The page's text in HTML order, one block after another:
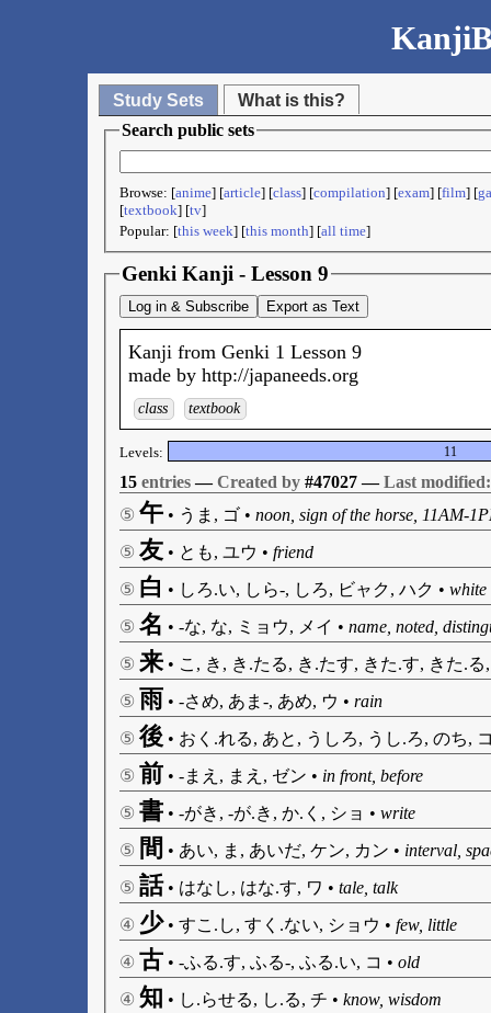
Study Sets
What is this?
Search public sets
Browse: [anime] [article] [class] [compilation] [exam] [film] [
[textbook] [tv]
Popular: [this week] [this month] [all time]
Genki Kanji - Lesson 9
Log in & Subscribe Export as Text
Kanji from Genki 1 Lesson 9
made by http://japaneeds.org
class textbook
Levels: 11
15 entries—Created by #47027 —Last modified:
⑤ 午 • うま, ゴ • noon, sign of the horse, 11AM-
⑤ 友 • とも, ユウ • friend
⑤ 白 • しろ.い, しら-, しろ, ビャク, ハク • white
⑤ 名 • -な, な, ミョウ, メイ • name, noted,
⑤ 来 • こ, き, き.たる, き.たす, きた.す, きた.
⑤ 雨 • -さめ, あま-, あめ, ウ • rain
⑤ 後 • おく.れる, あと, うしろ, うし.ろ, のち,
⑤ 前 • -まえ, まえ, ゼン • in front, before
⑤ 書 • -がき, -が.き, か.く, ショ • write
⑤ 間 • あい, ま, あいだ, ケン, カン • interval,
⑤ 話• はなし, はな.す, ワ • tale, talk
④ 少• すこ.し, すく.ない, ショウ • few, little
④ 古 • -ふる.す, ふる-, ふる.い, コ • old
④ 知 • し.らせる, し.る, チ • know, wisdom